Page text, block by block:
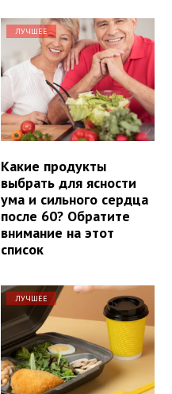
ЛУЧШЕЕ
Какие продукты
выбрать для ясности
ума и сильного сердца
после 60? Обратите
внимание на этот
список
ЛУЧШЕЕ